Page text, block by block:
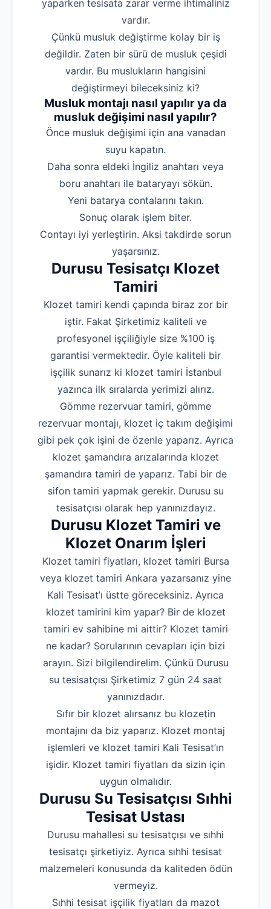
Su Kaçağı
Profesyonel Petek
Uzmana Sor
Hakkımızda
İletişim
yaparken tesisata zarar verme ihtimaliniz
vardır.
Çünkü musluk değiştirme kolay bir iş
değildir. Zaten bir sürü de musluk çeşidi
vardır. Bu muslukların hangisini
değiştirmeyi bileceksiniz ki?
Musluk montajı nasıl yapılır ya da
musluk değişimi nasıl yapılır?
‌Önce musluk değişimi için ana vanadan
suyu kapatın.
‌Daha sonra eldeki İngiliz anahtarı veya
boru anahtarı ile bataryayı sökün.
‌Yeni batarya contalarını takın.
‌Sonuç olarak işlem biter.
‌Contayı iyi yerleştirin. Aksi takdirde sorun
yaşarsınız.
Durusu Tesisatçı Klozet
Tamiri
Klozet tamiri kendi çapında biraz zor bir
iştir. Fakat Şirketimiz kaliteli ve
profesyonel işçiliğiyle size %100 iş
garantisi vermektedir. Öyle kaliteli bir
işçilik sunarız ki klozet tamiri İstanbul
yazınca ilk sıralarda yerimizi alırız.
Gömme rezervuar tamiri, gömme
rezervuar montajı, klozet iç takım değişimi
gibi pek çok işini de özenle yaparız. Ayrıca
klozet şamandıra arızalarında klozet
şamandıra tamiri de yaparız. Tabi bir de
sifon tamiri yapmak gerekir. Durusu su
tesisatçısı olarak hep yanınızdayız.
Durusu Klozet Tamiri ve
Klozet Onarım İşleri
Klozet tamiri fiyatları, klozet tamiri Bursa
veya klozet tamiri Ankara yazarsanız yine
Kali Tesisat’ı üstte göreceksiniz. Ayrıca
klozet tamirini kim yapar? Bir de klozet
tamiri ev sahibine mi aittir? Klozet tamiri
ne kadar? Sorularının cevapları için bizi
arayın. Sizi bilgilendirelim. Çünkü Durusu
su tesisatçısı Şirketimiz 7 gün 24 saat
yanınızdadır.
Sıfır bir klozet alırsanız bu klozetin
montajını da biz yaparız. Klozet montaj
işlemleri ve klozet tamiri Kali Tesisat’ın
işidir. Klozet tamiri fiyatları da sizin için
uygun olmalıdır.
Durusu Su Tesisatçısı Sıhhi
Tesisat Ustası
Durusu mahallesi su tesisatçısı ve sıhhi
tesisatçı şirketiyiz. Ayrıca sıhhi tesisat
malzemeleri konusunda da kaliteden ödün
vermeyiz.
Sıhhi tesisat işçilik fiyatları da mazot